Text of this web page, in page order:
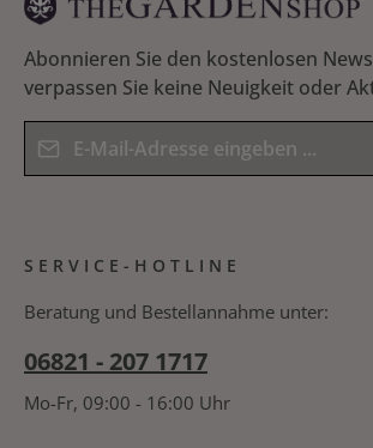
Abonnieren Sie den kostenlosen
verpassen Sie keine Neuigkeit oder
E-Mail-Adresse*
Kenntnis genommen und die
Bitte geben Sie das Ergebnis der
nachfolgende Textfeld ein. *
SERVICE-HOTLINE
Beratung und Bestellannahme unter:
06821 - 207 1717
Mo-Fr, 09:00 - 16:00 Uhr